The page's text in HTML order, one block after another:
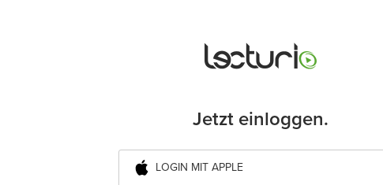
Jetzt einloggen.
LOGIN MIT APPLE